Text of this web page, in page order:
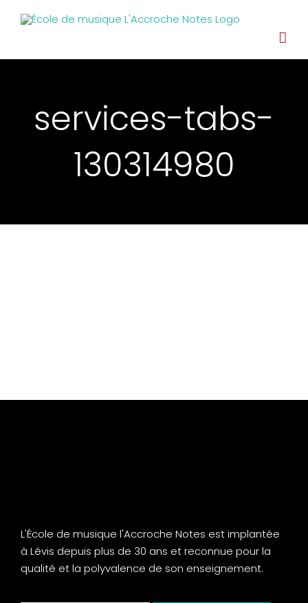
services-tabs-
130314980
L'École de musique l'Accroche Notes est implantée
à Lévis depuis plus de 30 ans et reconnue pour la
qualité et la polyvalence de son enseignement.